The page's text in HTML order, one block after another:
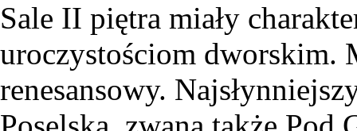
Sale II piętra miały
uroczystościom dworskim.
renesansowy.